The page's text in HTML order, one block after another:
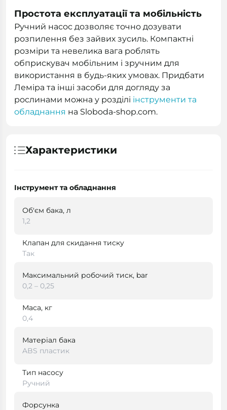
Простота експлуатації та мобільність
Ручний насос дозволяє точно дозувати
розпилення без зайвих зусиль. Компактні
розміри та невелика вага роблять
обприскувач мобільним і зручним для
використання в будь-яких умовах. Придбати
Леміра та інші засоби для догляду за
рослинами можна у розділі інструменти та
обладнання на Sloboda-shop.com.
Характеристики
Інструмент та обладнання
Об'єм бака, л
1,2
Клапан для скидання тиску
Так
Максимальний робочий тиск, bar
0,2 – 0,25
Маса, кг
0,4
Матеріал бака
ABS пластик
Тип насосу
Ручний
Форсунка